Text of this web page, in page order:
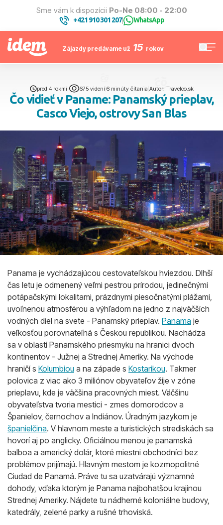
Sme vám k dispozícii Po-Ne 08:00 - 22:00
+421 910 301 207| WhatsApp
Zájazdy predávame už 15 rokov
pred 4 rokmi 675 videní| 6 minúty čítania Autor: Travelco.sk
Čo vidieť v Paname: Panamský prieplav,
Casco Viejo, ostrovy San Blas
Panama je vychádzajúcou cestovateľskou hviezdou. Dlhší
čas letu je odmenený veľmi pestrou prírodou, jedinečnými
potápačskými lokalitami, prázdnymi piesočnatými plážami,
uvoľnenou atmosférou a výhľadom na jedno z najväčších
vodných diel na svete - Panamský prieplav. Panama je
veľkosťou porovnateľná s Českou republikou. Nachádza
sa v oblasti Panamského priesmyku na hranici dvoch
kontinentov - Južnej a Strednej Ameriky. Na východe
hraničí s Kolumbiou a na západe s Kostarikou. Takmer
polovica z viac ako 3 miliónov obyvateľov žije v zóne
prieplavu, kde je väčšina pracovných miest. Väčšinu
obyvateľstva tvoria mestici - zmes domorodcov a
Španielov, černochov a Indiánov. Úradným jazykom je
španielčina. V hlavnom meste a turistických strediskách sa
hovorí aj po anglicky. Oficiálnou menou je panamská
balboa a americký dolár, ktoré miestni obchodníci bez
problémov prijímajú. Hlavným mestom je kozmopolitné
Ciudad de Panamá. Práve tu sa uzatvárajú významné
dohody, vďaka ktorým je Panama najbohatšou krajinou
Strednej Ameriky. Nájdete tu nádherné koloniálne budovy,
katedrály, zelené parky a rušné trhoviská.